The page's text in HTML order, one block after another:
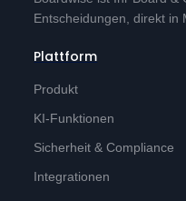
Entscheidungen, direkt in
Plattform
Produkt
KI-Funktionen
Sicherheit & Compliance
Integrationen